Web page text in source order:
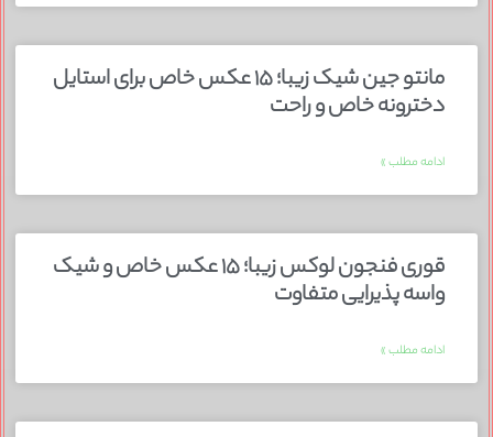
مانتو جین شیک زیبا؛ ۱۵ عکس خاص برای استایل
دخترونه خاص و راحت
ادامه مطلب »
قوری فنجون لوکس زیبا؛ ۱۵ عکس خاص و شیک
واسه پذیرایی متفاوت
ادامه مطلب »